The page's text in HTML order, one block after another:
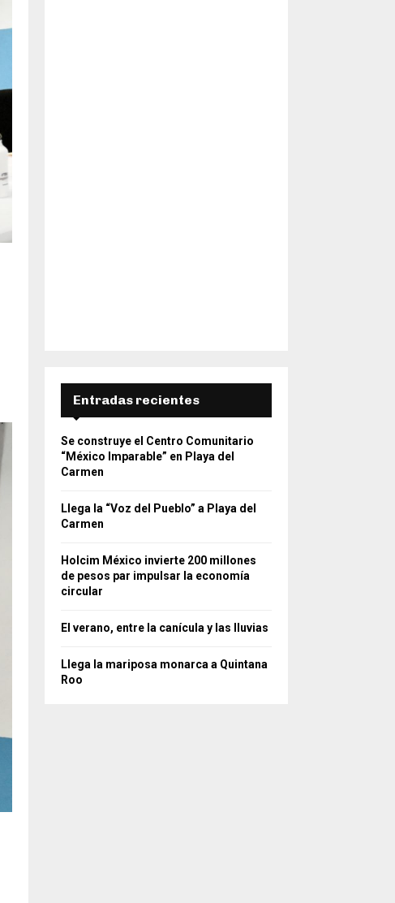
Entradas recientes
Se construye el Centro Comunitario
“México Imparable” en Playa del
Carmen
Llega la “Voz del Pueblo” a Playa del
Carmen
Holcim México invierte 200 millones
de pesos par impulsar la economía
circular
El verano, entre la canícula y las lluvias
Llega la mariposa monarca a Quintana
Roo